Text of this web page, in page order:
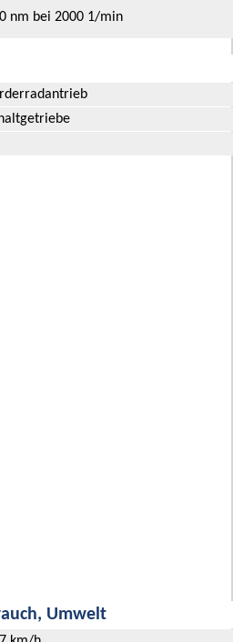
nm bei 2000 1/min
Umwelt